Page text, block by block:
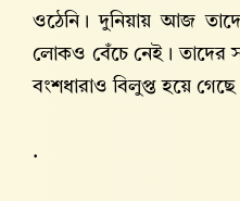
ওঠেনি। দুনিয়ায় আজ
লোকও বেঁচে নেই। তাদের
বংশধারাও বিলুপ্ত হয়ে
.